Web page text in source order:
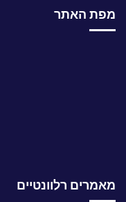
מפת האתר
מאמרים רלוונטיים